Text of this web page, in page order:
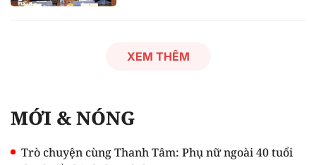
XEM THÊM
MỚI & NÓNG
Trò chuyện cùng Thanh Tâm: Phụ nữ ngoài 40 tuổi